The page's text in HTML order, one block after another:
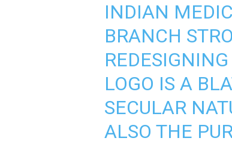
INDIAN
BRANCH
LOGO IS A
SECULAR
ALSO THE